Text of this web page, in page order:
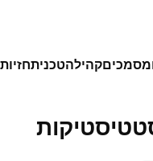
מסמכיםקהילהטכניתחזיות